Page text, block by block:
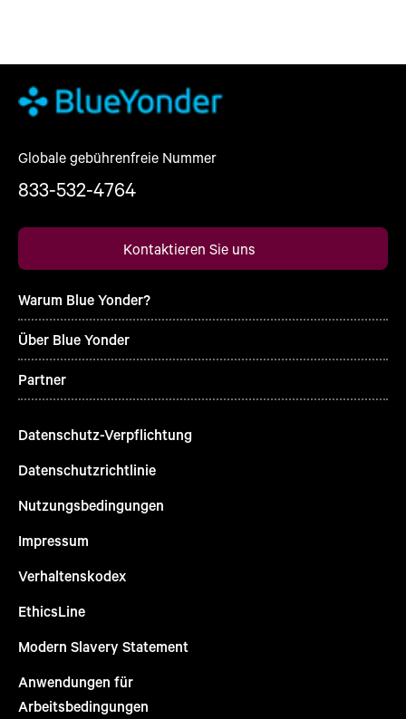
Globale gebührenfreie Nummer
833-532-4764
Kontaktieren Sie uns
Warum Blue Yonder?
Über Blue Yonder
Partner
Datenschutz-Verpflichtung
Datenschutzrichtlinie
Nutzungsbedingungen
Impressum
Verhaltenskodex
EthicsLine
Modern Slavery Statement
Anwendungen für
Arbeitsbedingungen